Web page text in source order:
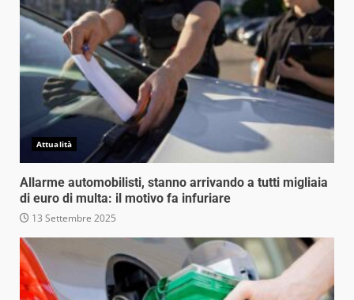
Attualità
Allarme automobilisti, stanno arrivando a tutti migliaia
di euro di multa: il motivo fa infuriare
13 Settembre 2025